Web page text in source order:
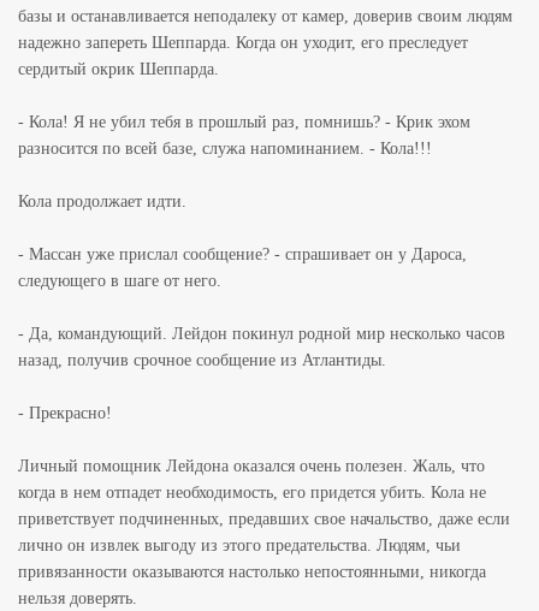
базы и останавливается неподалеку от камер, доверив своим людям
надежно запереть Шеппарда. Когда он уходит, его преследует
сердитый окрик Шеппарда.
- Кола! Я не убил тебя в прошлый раз, помнишь? - Крик эхом
разносится по всей базе, служа напоминанием. - Кола!!!
Кола продолжает идти.
- Массан уже прислал сообщение? - спрашивает он у Дароса,
следующего в шаге от него.
- Да, командующий. Лейдон покинул родной мир несколько часов
назад, получив срочное сообщение из Атлантиды.
- Прекрасно!
Личный помощник Лейдона оказался очень полезен. Жаль, что
когда в нем отпадет необходимость, его придется убить. Кола не
приветствует подчиненных, предавших свое начальство, даже если
лично он извлек выгоду из этого предательства. Людям, чьи
привязанности оказываются настолько непостоянными, никогда
нельзя доверять.